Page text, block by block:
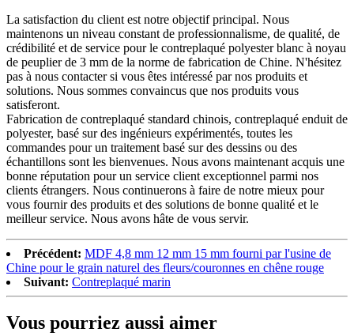
La satisfaction du client est notre objectif principal. Nous
maintenons un niveau constant de professionnalisme, de qualité, de
crédibilité et de service pour le contreplaqué polyester blanc à noyau
de peuplier de 3 mm de la norme de fabrication de Chine. N'hésitez
pas à nous contacter si vous êtes intéressé par nos produits et
solutions. Nous sommes convaincus que nos produits vous
satisferont.
Fabrication de contreplaqué standard chinois, contreplaqué enduit de
polyester, basé sur des ingénieurs expérimentés, toutes les
commandes pour un traitement basé sur des dessins ou des
échantillons sont les bienvenues. Nous avons maintenant acquis une
bonne réputation pour un service client exceptionnel parmi nos
clients étrangers. Nous continuerons à faire de notre mieux pour
vous fournir des produits et des solutions de bonne qualité et le
meilleur service. Nous avons hâte de vous servir.
Précédent: MDF 4,8 mm 12 mm 15 mm fourni par l'usine de
Chine pour le grain naturel des fleurs/couronnes en chêne rouge
Suivant: Contreplaqué marin
Vous pourriez aussi aimer